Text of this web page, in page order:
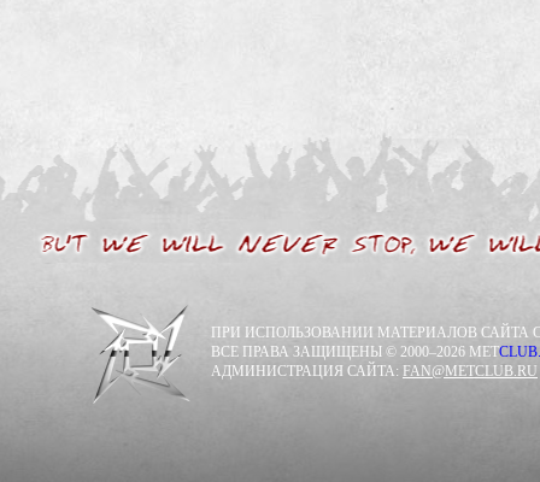
ПРИ ИСПОЛЬЗОВАНИИ МАТЕРИАЛОВ САЙТА
ВСЕ ПРАВА ЗАЩИЩЕНЫ © 2000–2026 METCLUB.
АДМИНИСТРАЦИЯ САЙТА: FAN@METCLUB.RU